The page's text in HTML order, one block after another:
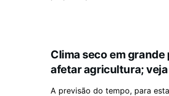
Clima seco em
afetar agricultura;
A previsão do tempo, para